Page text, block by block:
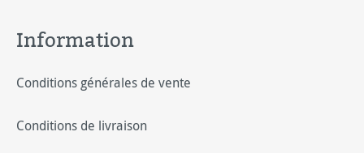
Information
Conditions générales de vente
Conditions de livraison